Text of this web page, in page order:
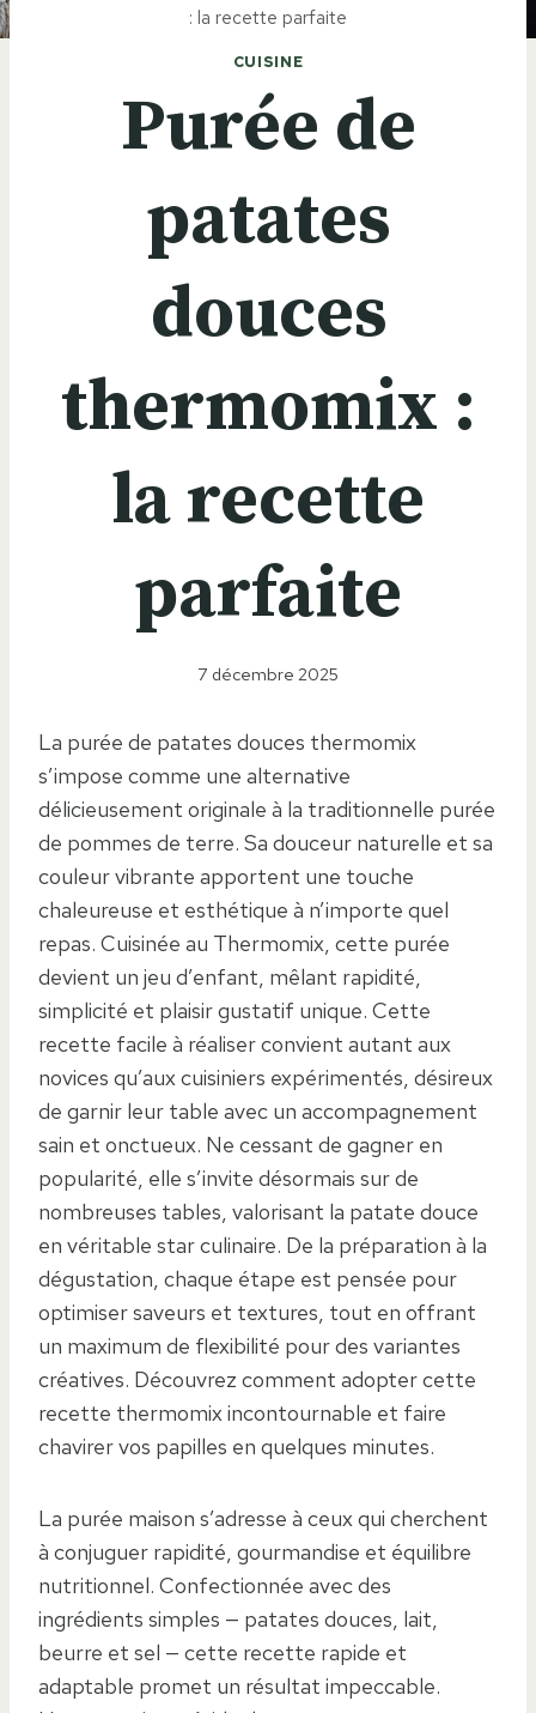
: la recette parfaite
CUISINE
Purée de
patates
douces
thermomix :
la recette
parfaite
7 décembre 2025
La purée de patates douces thermomix
s’impose comme une alternative
délicieusement originale à la traditionnelle purée
de pommes de terre. Sa douceur naturelle et sa
couleur vibrante apportent une touche
chaleureuse et esthétique à n’importe quel
repas. Cuisinée au Thermomix, cette purée
devient un jeu d’enfant, mêlant rapidité,
simplicité et plaisir gustatif unique. Cette
recette facile à réaliser convient autant aux
novices qu’aux cuisiniers expérimentés, désireux
de garnir leur table avec un accompagnement
sain et onctueux. Ne cessant de gagner en
popularité, elle s’invite désormais sur de
nombreuses tables, valorisant la patate douce
en véritable star culinaire. De la préparation à la
dégustation, chaque étape est pensée pour
optimiser saveurs et textures, tout en offrant
un maximum de flexibilité pour des variantes
créatives. Découvrez comment adopter cette
recette thermomix incontournable et faire
chavirer vos papilles en quelques minutes.
La purée maison s’adresse à ceux qui cherchent
à conjuguer rapidité, gourmandise et équilibre
nutritionnel. Confectionnée avec des
ingrédients simples — patates douces, lait,
beurre et sel — cette recette rapide et
adaptable promet un résultat impeccable.